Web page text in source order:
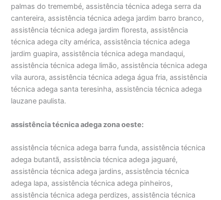
palmas do tremembé, assistência técnica adega serra da
cantereira, assistência técnica adega jardim barro branco,
assistência técnica adega jardim floresta, assistência
técnica adega city américa, assistência técnica adega
jardim guapira, assistência técnica adega mandaqui,
assistência técnica adega limão, assistência técnica adega
vila aurora, assistência técnica adega água fria, assistência
técnica adega santa teresinha, assistência técnica adega
lauzane paulista.
assistência técnica adega zona oeste:
assistência técnica adega barra funda, assistência técnica
adega butantã, assistência técnica adega jaguaré,
assistência técnica adega jardins, assistência técnica
adega lapa, assistência técnica adega pinheiros,
assistência técnica adega perdizes, assistência técnica